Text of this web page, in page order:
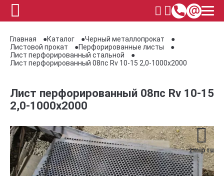
Главная Каталог
Черный металлопрокат
Листовой прокат
Перфорированные листы
Лист перфорированный стальной
Лист перфорированный 08пс Rv 10-15 2,0-1000х2000
Лист перфорированный 08пс Rv 10-15
2,0-1000х2000
zmip.ru